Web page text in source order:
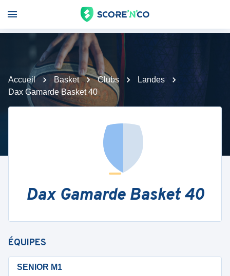
Accueil Basket Clubs
Landes
Dax Gamarde Basket 40
Dax Gamarde Basket 40
ÉQUIPES
SENIOR M1